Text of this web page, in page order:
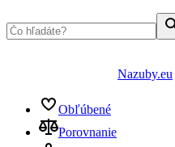
Nazuby.eu
Obľúbené
Porovnanie